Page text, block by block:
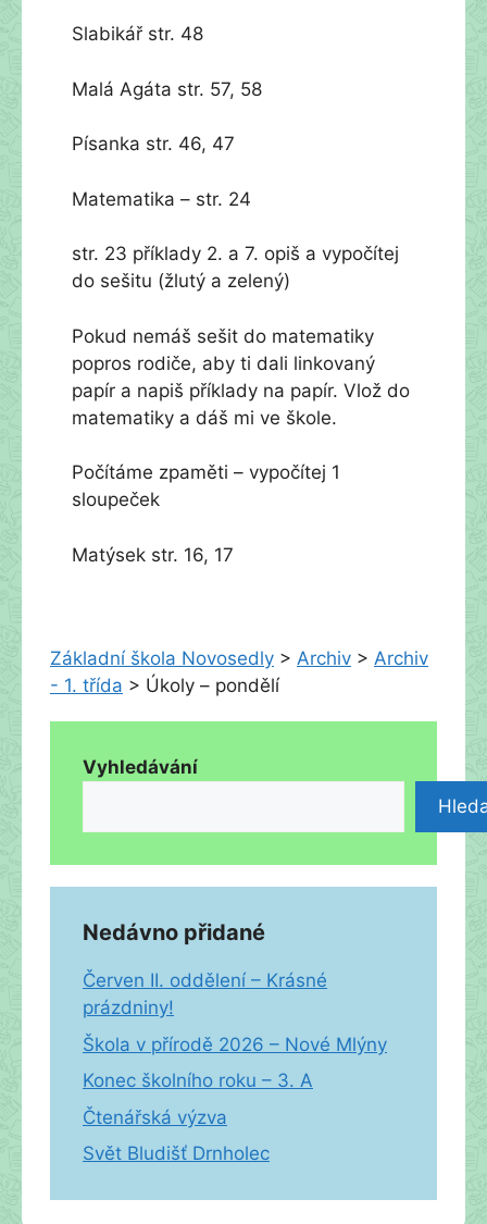
Slabikář str. 48
Malá Agáta str. 57, 58
Písanka str. 46, 47
Matematika – str. 24
str. 23 příklady 2. a 7. opiš a vypočítej
do sešitu (žlutý a zelený)
Pokud nemáš sešit do matematiky
popros rodiče, aby ti dali linkovaný
papír a napiš příklady na papír. Vlož do
matematiky a dáš mi ve škole.
Počítáme zpaměti – vypočítej 1
sloupeček
Matýsek str. 16, 17
Základní škola Novosedly > Archiv > Archiv
- 1. třída > Úkoly – pondělí
Vyhledávání
Nedávno přidané
Červen II. oddělení – Krásné
prázdniny!
Škola v přírodě 2026 – Nové Mlýny
Konec školního roku – 3. A
Čtenářská výzva
Svět Bludišť Drnholec